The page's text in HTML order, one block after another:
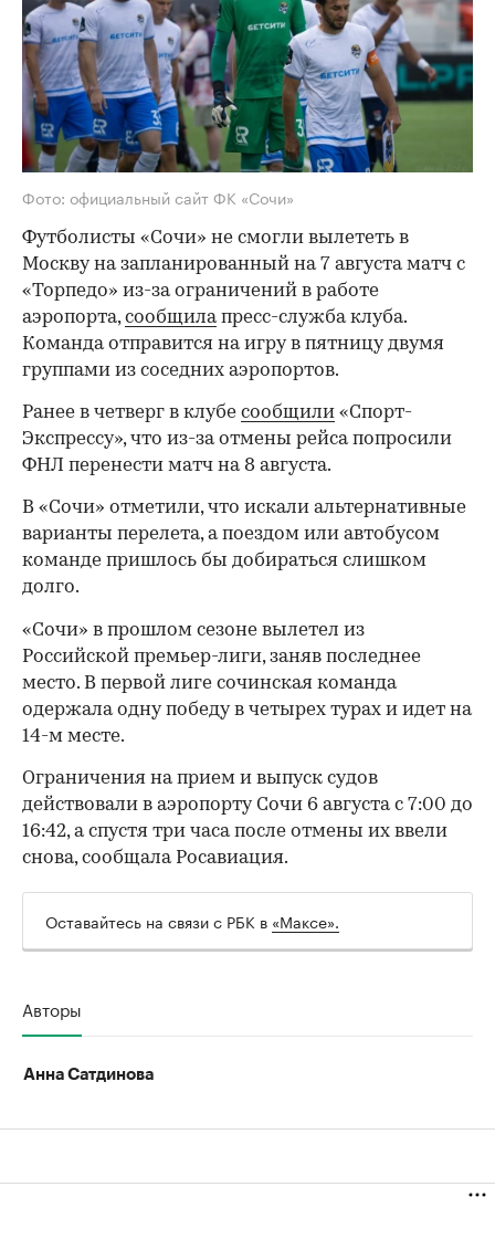
Фото: официальный сайт ФК «Сочи»
Футболисты «Сочи» не смогли вылететь в
Москву на запланированный на 7 августа матч с
«Торпедо» из-за ограничений в работе
аэропорта,сообщилапресс-служба клуба.
Команда отправится на игру в пятницу двумя
группами из соседних аэропортов.
Ранее в четверг в клубе сообщили «Спорт-
Экспрессу», что из-за отмены рейса попросили
ФНЛ перенести матч на 8 августа.
В «Сочи» отметили, что искали альтернативные
варианты перелета, а поездом или автобусом
команде пришлось бы добираться слишком
долго.
00:00
«Сочи» в прошлом сезоне вылетел из
Российской премьер-лиги, заняв последнее
место. В первой лиге сочинская команда
одержала одну победу в четырех турах и идет на
14-м месте.
Ограничения на прием и выпуск судов
действовали в аэропорту Сочи 6 августа с 7:00 до
16:42, а спустя три часа после отмены их ввели
снова, сообщала Росавиация.
Оставайтесь на связи с РБК в «Максе».
Авторы
Анна Сатдинова